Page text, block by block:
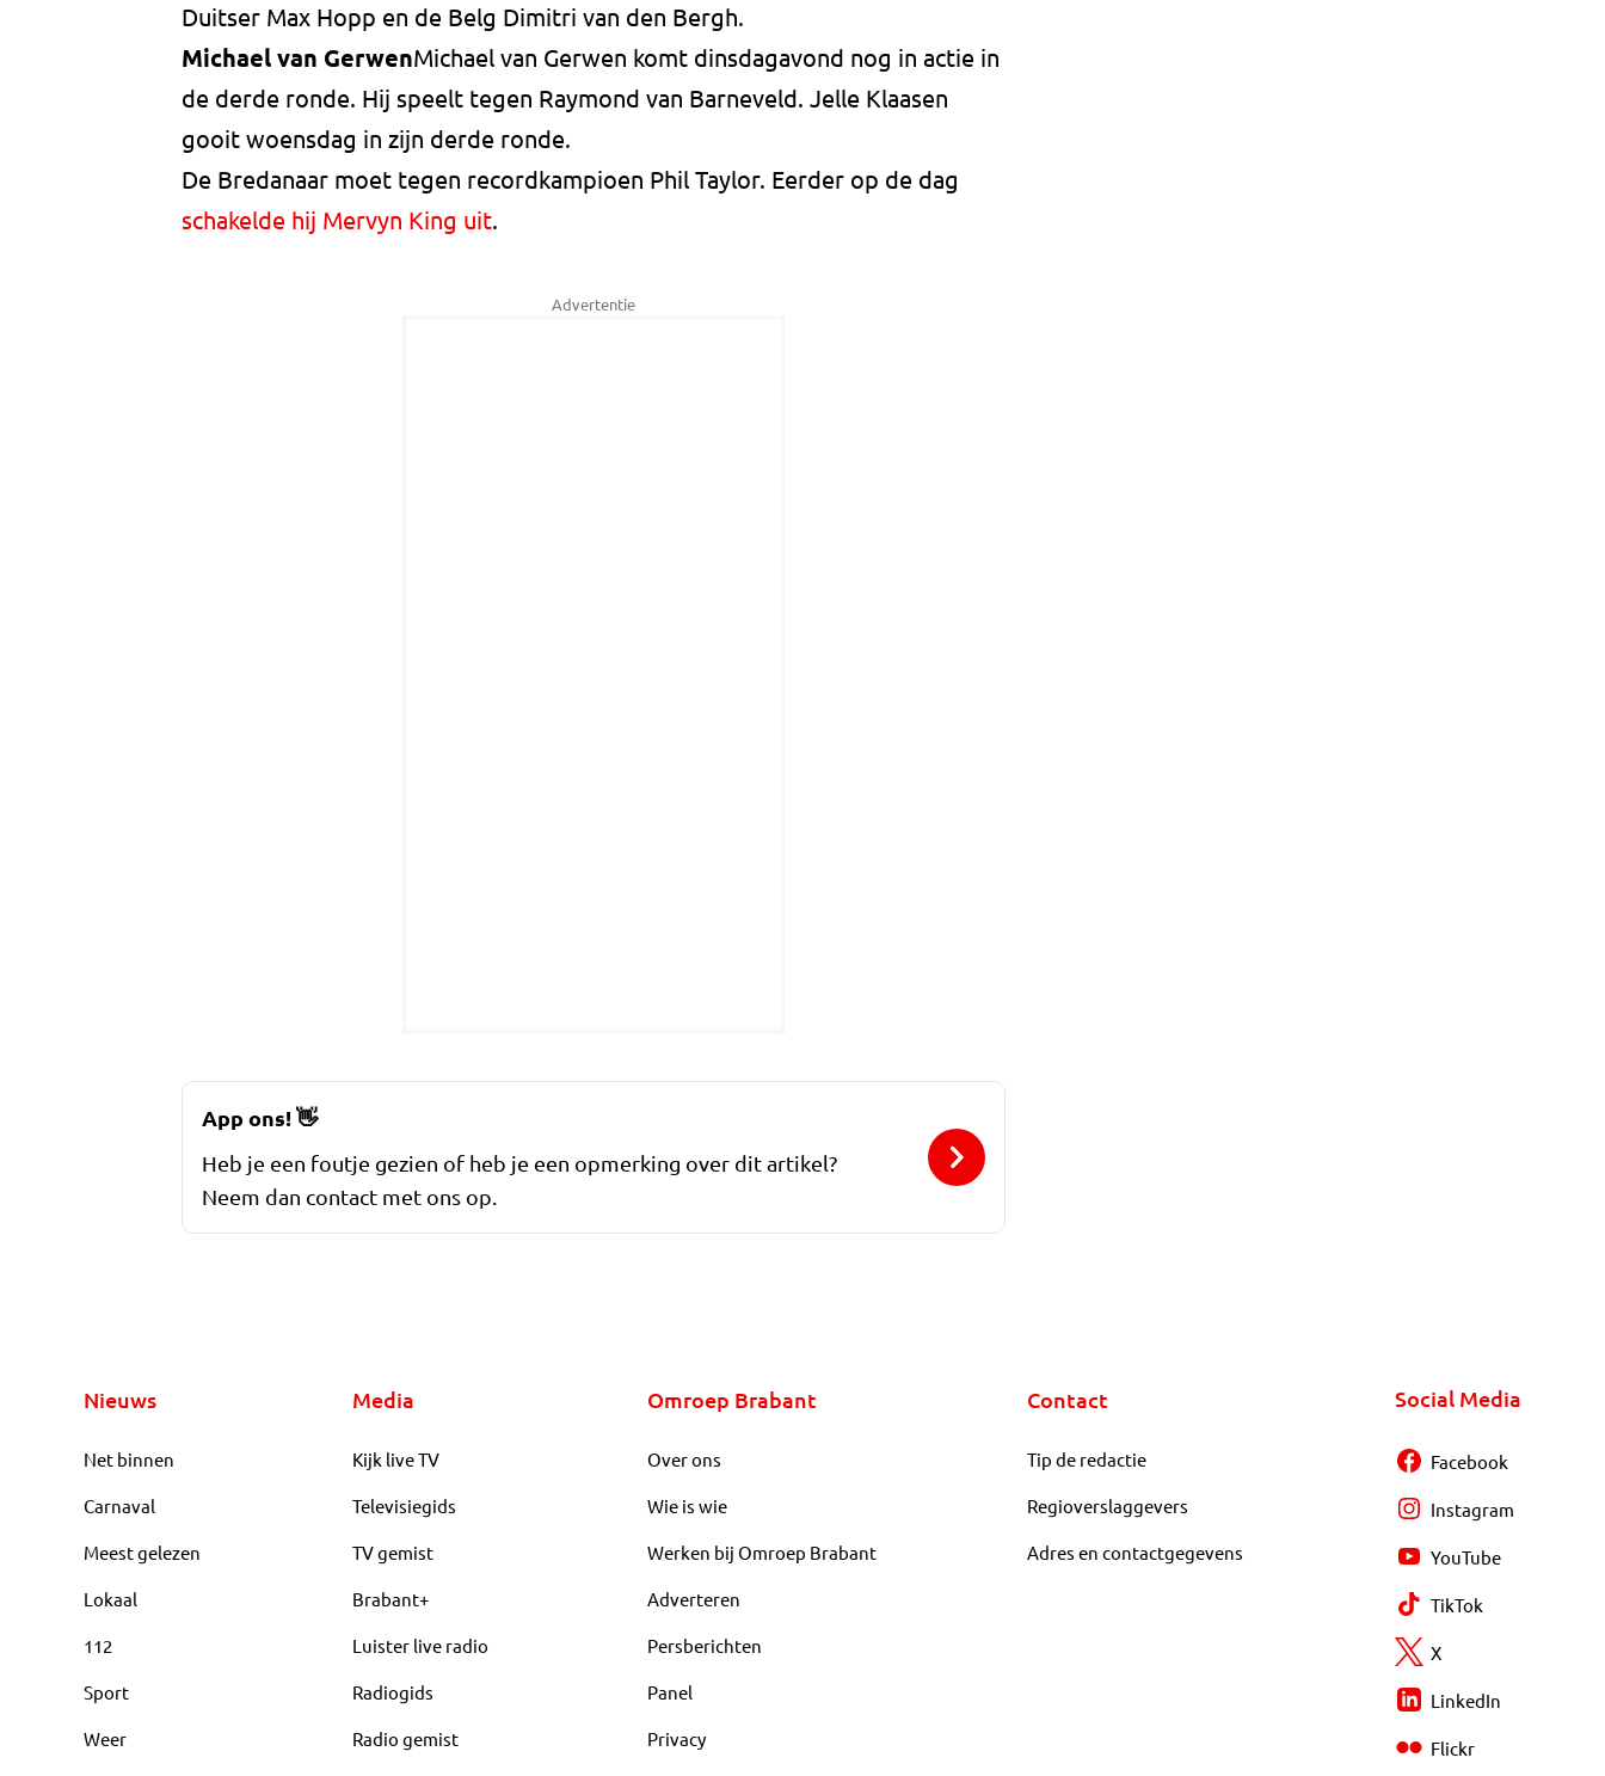
Duitser Max Hopp en de Belg Dimitri van den Bergh.
Michael van GerwenMichael van Gerwen komt dinsdagavond nog in actie in
de derde ronde. Hij speelt tegen Raymond van Barneveld. Jelle Klaasen
gooit woensdag in zijn derde ronde.
De Bredanaar moet tegen recordkampioen Phil Taylor. Eerder op de dag
schakelde hij Mervyn King uit.
Advertentie
App ons!👋
Heb je een foutje gezien of heb je een opmerking over dit artikel?
Neem dan contact met ons op.
Nieuws
Net binnen
Carnaval
Meest gelezen
Lokaal
112
Sport
Weer
Media
Kijk live TV
Televisiegids
TV gemist
Brabant+
Luister live radio
Radiogids
Radio gemist
Omroep Brabant
Over ons
Wie is wie
Werken bij Omroep Brabant
Adverteren
Persberichten
Panel
Privacy
Contact
Tip de redactie
Regioverslaggevers
Adres en contactgegevens
Social Media
Facebook
Instagram
YouTube
TikTok
X
LinkedIn
Flickr